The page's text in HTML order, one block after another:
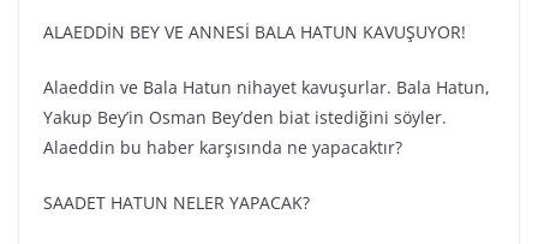
ALAEDDİN BEY VE ANNESİ BALA HATUN KAVUŞUYOR!
Alaeddin ve Bala Hatun nihayet kavuşurlar. Bala Hatun,
Yakup Bey’in Osman Bey’den biat istediğini söyler.
Alaeddin bu haber karşısında ne yapacaktır?
SAADET HATUN NELER YAPACAK?